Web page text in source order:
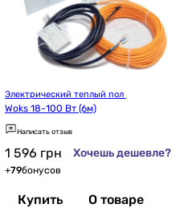
Woks 18-100 Вт (6м)
Написать отзыв
1 596 грн Хочешь дешевле?
+79бонусов
Купить О товаре